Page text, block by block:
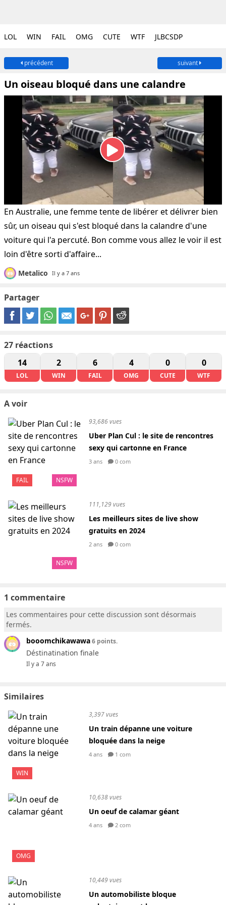
LOL WIN FAIL OMG CUTE WTF JLBCSDP
précédent suivant
Un oiseau bloqué dans une calandre
En Australie, une femme tente de libérer et délivrer bien
sûr, un oiseau qui s'est bloqué dans la calandre d'une
voiture qui l'a percuté. Bon comme vous allez le voir il est
loin d'être sorti d'affaire...
Metalico Il y a 7 ans
Partager
27 réactions
14
LOL
2
WIN
6
FAIL
4
OMG
0
CUTE
0
WTF
A voir
FAIL NSFW
93,686 vues
Uber Plan Cul : le site de rencontres
sexy qui cartonne en France
3 ans 0 com
NSFW
111,129 vues
Les meilleurs sites de live show
gratuits en 2024
2 ans 0 com
1 commentaire
Les commentaires pour cette discussion sont désormais
fermés.
booomchikawawa6 points.
Déstinatination finale
Il y a 7 ans
Similaires
WIN
3,397 vues
Un train dépanne une voiture
bloquée dans la neige
4 ans 1 com
OMG
10,638 vues
Un oeuf de calamar géant
4 ans 2 com
10,449 vues
Un automobiliste bloque